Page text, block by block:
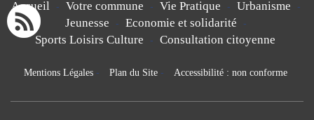
Accueil - Votre commune - Vie Pratique - Urbanisme -
Jeunesse - Economie et solidarité -
Sports Loisirs Culture - Consultation citoyenne
Mentions Légales- Plan du Site- Accessibilité : non conforme